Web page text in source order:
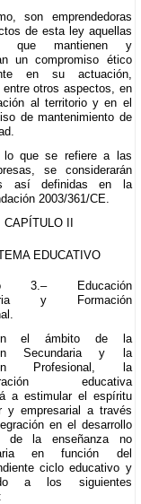
son emprendedoras
de esta ley aquellas
que mantienen y
un compromiso ético
en su actuación,
entre otros aspectos, en
al territorio y en el
de mantenimiento de
lo que se refiere a las
se considerarán
así definidas en la
2003/361/CE.
CAPÍTULO II
EDUCATIVO
3.– Educación
y Formación
el ámbito de la
Secundaria y la
Profesional, la
educativa
a estimular el espíritu
y empresarial a través
en el desarrollo
de la enseñanza no
en función del
ciclo educativo y
a los siguientes